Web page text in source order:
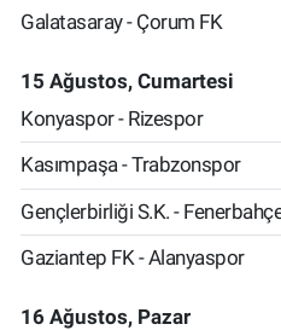
Galatasaray - Çorum FK
15 Ağustos, Cumartesi
Konyaspor - Rizespor
Kasımpaşa - Trabzonspor
Gençlerbirliği S.K. -
Gaziantep FK - Alanyaspor
16 Ağustos, Pazar